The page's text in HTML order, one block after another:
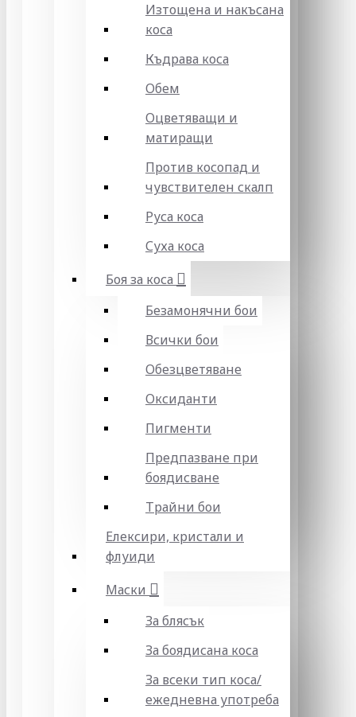
Изтощена и накъсана
коса
Къдрава коса
Обем
Оцветяващи и
матиращи
Против косопад и
чувствителен скалп
Руса коса
Суха коса
Боя за коса
Безамонячни бои
Всички бои
Обезцветяване
Оксиданти
Пигменти
Предпазване при
боядисване
Трайни бои
Елексири, кристали и
флуиди
Маски
За блясък
За боядисана коса
За всеки тип коса/
ежедневна употреба